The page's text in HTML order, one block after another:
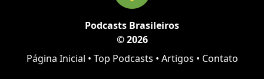
Podcasts Brasileiros
© 2026
Página Inicial • Top Podcasts • Artigos • Contato